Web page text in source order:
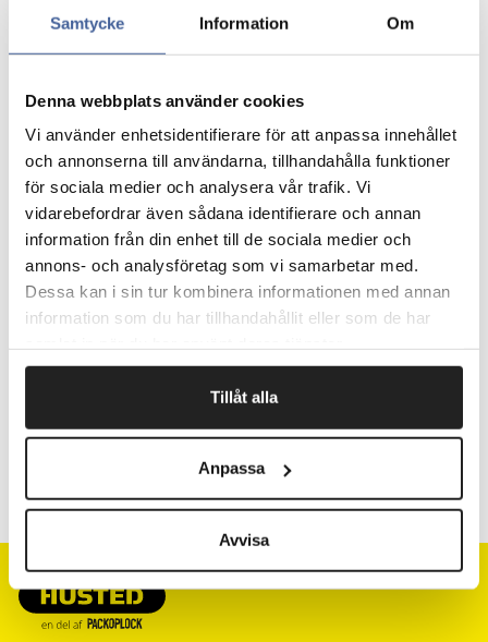
Samtycke Information Om
Denna webbplats använder cookies
Vi använder enhetsidentifierare för att anpassa innehållet
och annonserna till användarna, tillhandahålla funktioner
för sociala medier och analysera vår trafik. Vi
vidarebefordrar även sådana identifierare och annan
information från din enhet till de sociala medier och
annons- och analysföretag som vi samarbetar med.
Dessa kan i sin tur kombinera informationen med annan
information som du har tillhandahållit eller som de har
Tillåt alla
Anpassa
Avvisa
Etiket rund transparent
Selvklæbende etiketter på rulle.
Permanent hæftende
Kernens indermål: Ø 40 mm.
Pris pr. pakke
Fragtfrit når du handler for 1.900,-
Afsendelse samme dag ved bestilling
inden kl 10
Artikelnr. B x L mm
20 x 20